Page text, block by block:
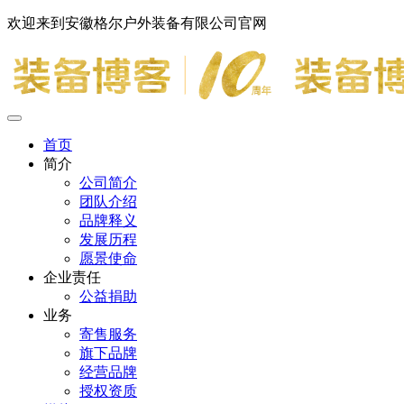
欢迎来到安徽格尔户外装备有限公司官网
首页
简介
公司简介
团队介绍
品牌释义
发展历程
愿景使命
企业责任
公益捐助
业务
寄售服务
旗下品牌
经营品牌
授权资质